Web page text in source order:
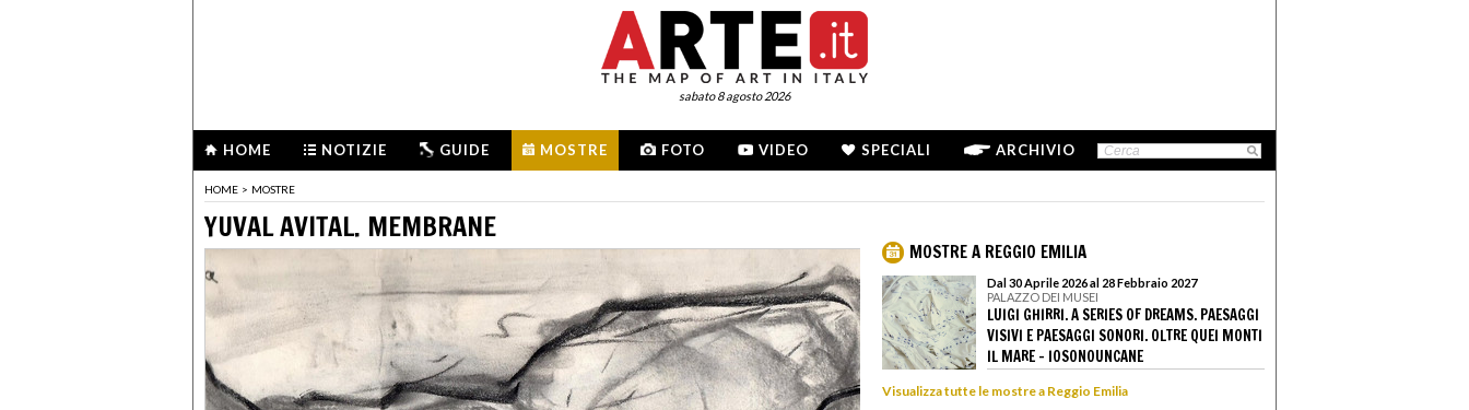
sabato 8 agosto 2026
HOME NOTIZIE GUIDE MOSTRE FOTO VIDEO SPECIALI ARCHIVIO
HOME > MOSTRE
YUVAL AVITAL. MEMBRANE
MOSTRE A REGGIO EMILIA
Dal 30 Aprile 2026 al 28 Febbraio 2027
PALAZZO DEI MUSEI
LUIGI GHIRRI. A SERIES OF DREAMS. PAESAGGI
VISIVI E PAESAGGI SONORI. OLTRE QUEI MONTI
IL MARE - IOSONOUNCANE
Visualizza tutte le mostre a Reggio Emilia